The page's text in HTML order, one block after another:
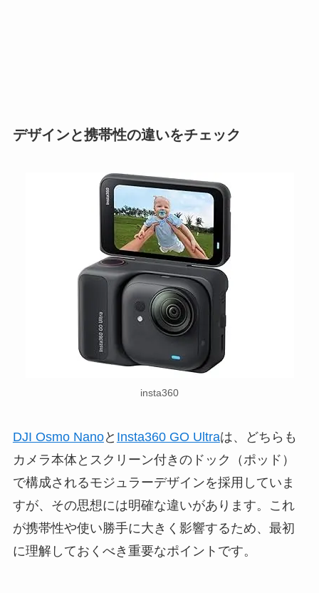
デザインと携帯性の違いをチェック
insta360
DJI Osmo Nanoと Insta360 GO Ultraは、どちらも
カメラ本体とスクリーン付きのドック（ポッド）
で構成されるモジュラーデザインを採用していま
すが、その思想には明確な違いがあります。これ
が携帯性や使い勝手に大きく影響するため、最初
に理解しておくべき重要なポイントです。